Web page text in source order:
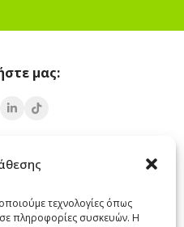
τεχνολογίες όπως
πληροφορίες συσκευών. Η
μας:
Σαντορίνης
Σαντορίνη
847 00